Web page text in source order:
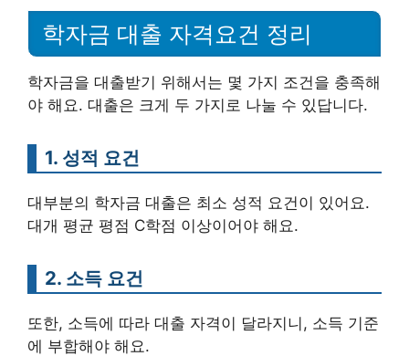
학자금 대출 자격요건 정리
학자금을 대출받기 위해서는 몇 가지 조건을 충족해
야 해요. 대출은 크게 두 가지로 나눌 수 있답니다.
1. 성적 요건
대부분의 학자금 대출은 최소 성적 요건이 있어요.
대개 평균 평점 C학점 이상이어야 해요.
2. 소득 요건
또한, 소득에 따라 대출 자격이 달라지니, 소득 기준
에 부합해야 해요.